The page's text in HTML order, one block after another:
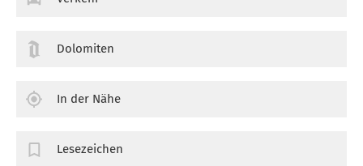
Dolomiten
In der Nähe
Lesezeichen